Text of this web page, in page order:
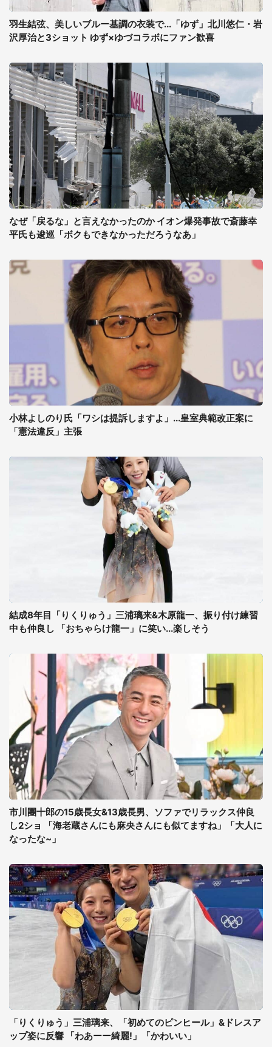
羽生結弦、美しいブルー基調の衣装で...「ゆず」北川悠仁・岩
沢厚治と3ショット ゆず×ゆづコラボにファン歓喜
なぜ「戻るな」と言えなかったのか イオン爆発事故で斎藤幸
平氏も逡巡「ボクもできなかっただろうなあ」
小林よしのり氏「ワシは提訴しますよ」...皇室典範改正案に
「憲法違反」主張
結成8年目「りくりゅう」三浦璃来&木原龍一、振り付け練習
中も仲良し 「おちゃらけ龍一」に笑い...楽しそう
市川團十郎の15歳長女&13歳長男、ソファでリラックス仲良
し2ショ 「海老蔵さんにも麻央さんにも似てますね」「大人に
なったな~」
「りくりゅう」三浦璃来、「初めてのピンヒール」&ドレスア
ップ姿に反響 「わあーー綺麗!」「かわいい」